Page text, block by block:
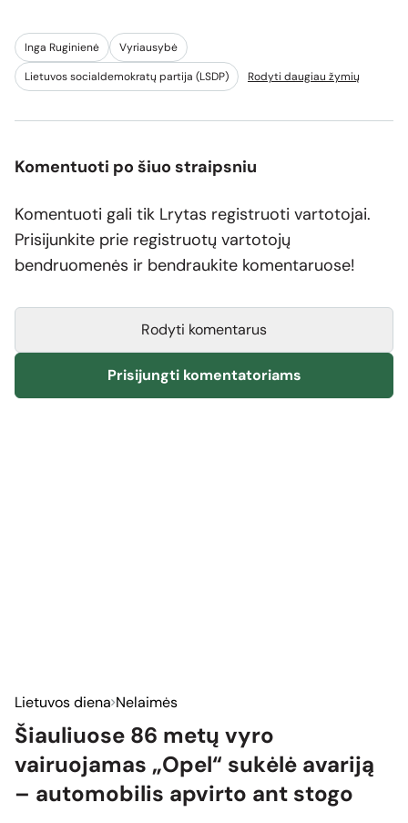
Inga Ruginienė
Vyriausybė
Lietuvos socialdemokratų partija (LSDP)
Rodyti daugiau žymių
Komentuoti po šiuo straipsniu
Komentuoti gali tik Lrytas registruoti vartotojai.
Prisijunkite prie registruotų vartotojų
bendruomenės ir bendraukite komentaruose!
Rodyti komentarus
Prisijungti komentatoriams
Lietuvos diena Nelaimės
Šiauliuose 86 metų vyro
vairuojamas „Opel“ sukėlė avariją
– automobilis apvirto ant stogo